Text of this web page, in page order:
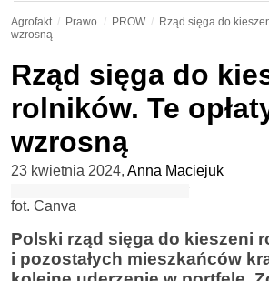
Agrofakt Prawo PROW
Rząd sięga do
wzrosną
Rząd sięga do
rolników. Te
wzrosną
23 kwietnia 2024, Anna Maciejuk
fot. Canva
Polski rząd sięga do kieszeni
i pozostałych mieszkańców